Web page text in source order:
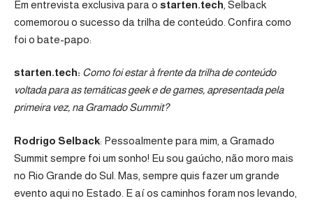
Em entrevista exclusiva para o starten.tech , Selback
comemorou o sucesso da trilha de conteúdo. Confira como
foi o bate-papo:
starten.tech: Como foi estar à frente da trilha de conteúdo
voltada para as temáticas geek e de games, apresentada pela
primeira vez, na Gramado Summit?
Rodrigo Selback: Pessoalmente para mim, a Gramado
Summit sempre foi um sonho! Eu sou gaúcho, não moro mais
no Rio Grande do Sul. Mas, sempre quis fazer um grande
evento aqui no Estado. E aí os caminhos foram nos levando,